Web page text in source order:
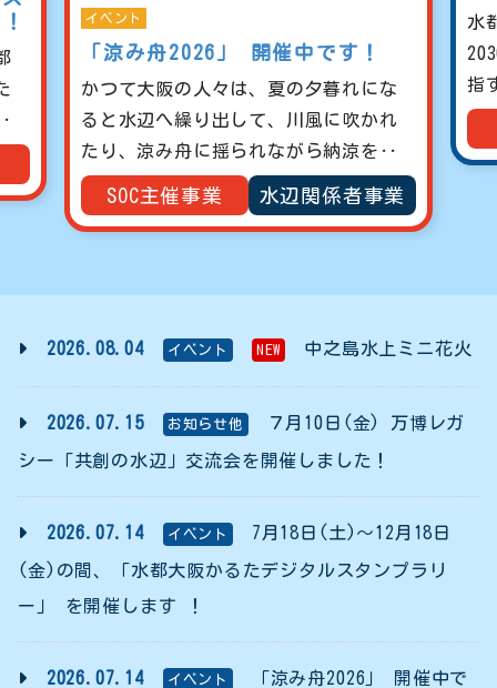
水都大阪コンソーシアムではこの度、
2030年に向けて大阪が水の都として目
指す姿を描いた、「水都大阪ビ‥
SOC主催事業
「
コ
推
(
2026.08.04 イベント NEW 中之島水上ミニ花火
2026.07.15 お知らせ他 ７月10日(金) 万博レガ
シー「共創の水辺」交流会を開催しました！
2026.07.14 イベント 7月18日(土)～12月18日
(金)の間、「水都大阪かるたデジタルスタンプラリ
ー」 を開催します ！
2026.07.14 イベント 「涼み舟2026」 開催中で